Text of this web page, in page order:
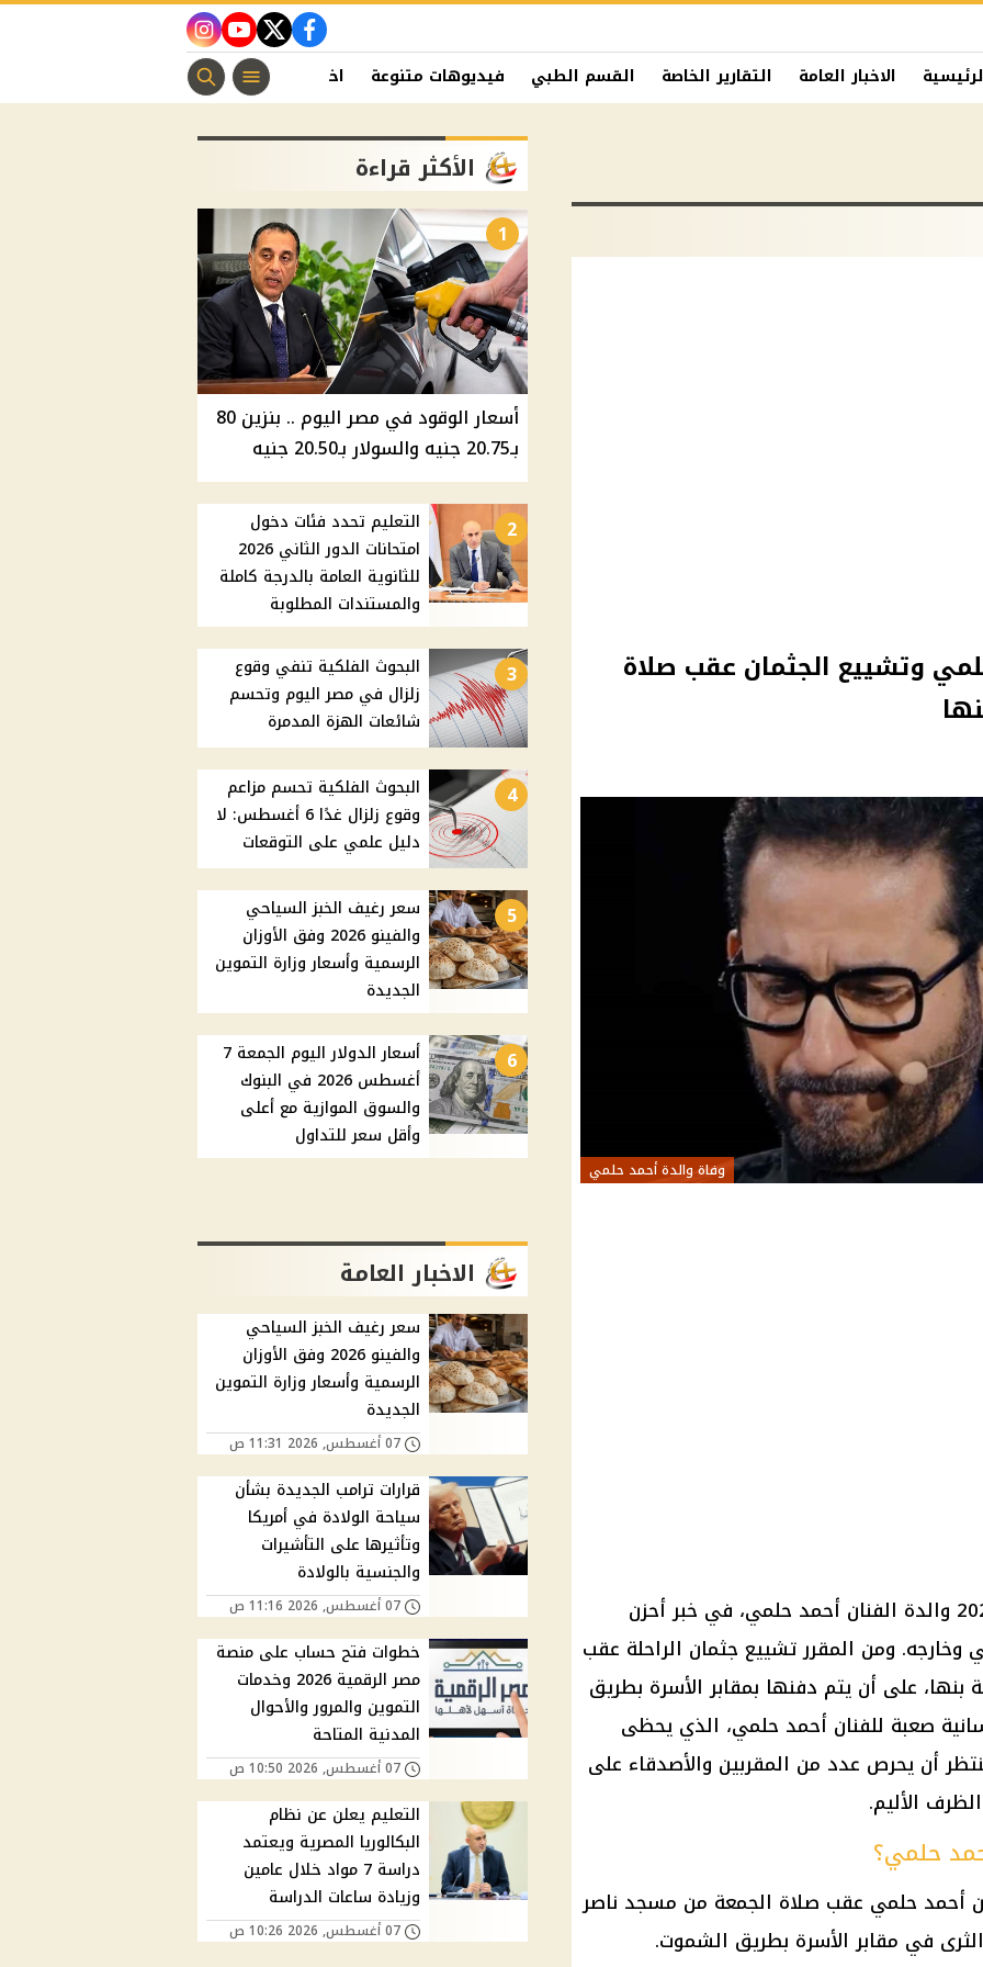
facebook
twitter
youtube
instagram
الاخبار العامة التقارير الخاصة القسم الطبي فيديوهات متنوعة اخبار الفن منوعات مسيحية
وتشييع الجثمان عقب صلاة
وفاة والدة أحمد حلمي
رحلت فجر اليوم الجمعة 29 مايو 2026 والدة الفنان أحمد حلمي، في خبر أحزن
ومن المقرر تشييع جثمان الراحلة عقب
على أن يتم دفنها بمقابر الأسرة بطريق
صعبة للفنان أحمد حلمي، الذي يحظى
أن يحرص عدد من المقربين والأصدقاء على
الأليم.
حلمي؟
أحمد حلمي عقب صلاة الجمعة من مسجد ناصر
في مقابر الأسرة بطريق الشموت.
الأكثر قراءة
1
أسعار الوقود في مصر اليوم .. بنزين 80
بـ20.75 جنيه والسولار بـ20.50 جنيه
2
التعليم تحدد فئات دخول
امتحانات الدور الثاني 2026
للثانوية العامة بالدرجة كاملة
والمستندات المطلوبة
3
البحوث الفلكية تنفي وقوع
زلزال في مصر اليوم وتحسم
شائعات الهزة المدمرة
4
البحوث الفلكية تحسم مزاعم
وقوع زلزال غدًا 6 أغسطس: لا
دليل علمي على التوقعات
5
سعر رغيف الخبز السياحي
والفينو 2026 وفق الأوزان
الرسمية وأسعار وزارة التموين
الجديدة
6
أسعار الدولار اليوم الجمعة 7
أغسطس 2026 في البنوك
والسوق الموازية مع أعلى
وأقل سعر للتداول
الاخبار العامة
سعر رغيف الخبز السياحي
والفينو 2026 وفق الأوزان
الرسمية وأسعار وزارة التموين
الجديدة
07 أغسطس, 2026 11:31 ص
قرارات ترامب الجديدة بشأن
سياحة الولادة في أمريكا
وتأثيرها على التأشيرات
والجنسية بالولادة
07 أغسطس, 2026 11:16 ص
خطوات فتح حساب على منصة
مصر الرقمية 2026 وخدمات
التموين والمرور والأحوال
المدنية المتاحة
07 أغسطس, 2026 10:50 ص
التعليم يعلن عن نظام
البكالوريا المصرية ويعتمد
دراسة 7 مواد خلال عامين
وزيادة ساعات الدراسة
07 أغسطس, 2026 10:26 ص